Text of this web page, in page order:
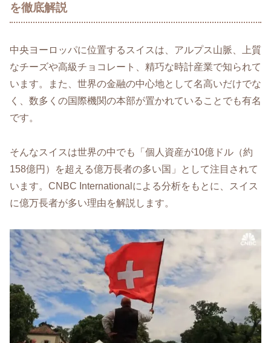
を徹底解説
中央ヨーロッパに位置するスイスは、アルプス山脈、上質
なチーズや高級チョコレート、精巧な時計産業で知られて
います。また、世界の金融の中心地として名高いだけでな
く、数多くの国際機関の本部が置かれていることでも有名
です。
そんなスイスは世界の中でも「個人資産が10億ドル（約
158億円）を超える億万長者の多い国」として注目されて
います。CNBC Internationalによる分析をもとに、スイス
に億万長者が多い理由を解説します。